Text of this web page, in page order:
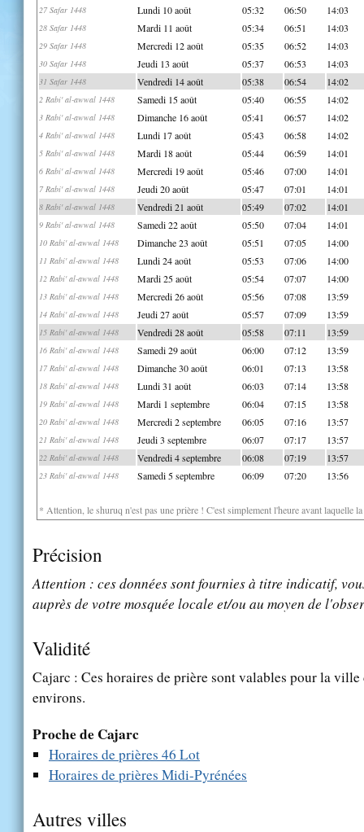
27 Safar 1448 Lundi 10 août 05:32 06:50 14:03
28 Safar 1448 Mardi 11 août 05:34 06:51 14:03
29 Safar 1448 Mercredi 12 août 05:35 06:52 14:03
30 Safar 1448 Jeudi 13 août 05:37 06:53 14:03
31 Safar 1448 Vendredi 14 août 05:38 06:54 14:02
2 Rabi' al-awwal 1448 Samedi 15 août 05:40 06:55 14:02
3 Rabi' al-awwal 1448 Dimanche 16 août 05:41 06:57 14:02
4 Rabi' al-awwal 1448 Lundi 17 août 05:43 06:58 14:02
5 Rabi' al-awwal 1448 Mardi 18 août 05:44 06:59 14:01
6 Rabi' al-awwal 1448 Mercredi 19 août 05:46 07:00 14:01
7 Rabi' al-awwal 1448 Jeudi 20 août 05:47 07:01 14:01
8 Rabi' al-awwal 1448 Vendredi 21 août 05:49 07:02 14:01
9 Rabi' al-awwal 1448 Samedi 22 août 05:50 07:04 14:01
10 Rabi' al-awwal 1448 Dimanche 23 août 05:51 07:05 14:00
11 Rabi' al-awwal 1448 Lundi 24 août 05:53 07:06 14:00
12 Rabi' al-awwal 1448 Mardi 25 août 05:54 07:07 14:00
13 Rabi' al-awwal 1448 Mercredi 26 août 05:56 07:08 13:59
14 Rabi' al-awwal 1448 Jeudi 27 août 05:57 07:09 13:59
15 Rabi' al-awwal 1448 Vendredi 28 août 05:58 07:11 13:59
16 Rabi' al-awwal 1448 Samedi 29 août 06:00 07:12 13:59
17 Rabi' al-awwal 1448 Dimanche 30 août 06:01 07:13 13:58
18 Rabi' al-awwal 1448 Lundi 31 août 06:03 07:14 13:58
19 Rabi' al-awwal 1448 Mardi 1 septembre 06:04 07:15 13:58
20 Rabi' al-awwal 1448 Mercredi 2 septembre 06:05 07:16 13:57
21 Rabi' al-awwal 1448 Jeudi 3 septembre 06:07 07:17 13:57
22 Rabi' al-awwal 1448 Vendredi 4 septembre 06:08 07:19 13:57
23 Rabi' al-awwal 1448 Samedi 5 septembre 06:09 07:20 13:56
* Attention, le shuruq n'est pas une prière ! C'est simplement l'heure avant laquelle
Précision
Attention : ces données sont fournies à titre indicatif,
auprès de votre mosquée locale et/ou au moyen de
Validité
Cajarc : Ces horaires de prière sont valables pour la
environs.
Proche de Cajarc
Horaires de prières 46 Lot
Horaires de prières Midi-Pyrénées
Autres villes